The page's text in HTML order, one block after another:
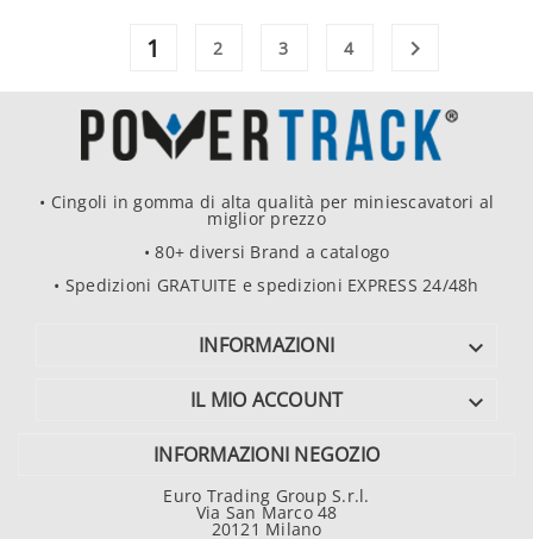
1 2 3 4 
• Cingoli in gomma di alta qualità per miniescavatori al
miglior prezzo
• 80+ diversi Brand a catalogo
• Spedizioni GRATUITE e spedizioni EXPRESS 24/48h
INFORMAZIONI 
IL MIO ACCOUNT 
INFORMAZIONI NEGOZIO
Euro Trading Group S.r.l.
Via San Marco 48
20121 Milano